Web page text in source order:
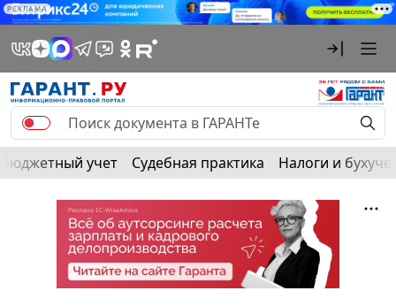
РЕКЛАМА
Бюджетный учет Судебная практика Налоги и